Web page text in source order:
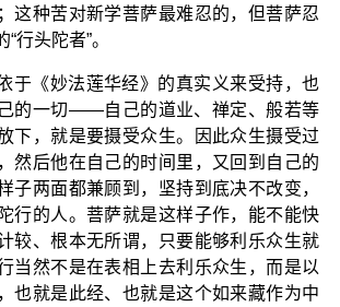
这种苦对新学菩萨最难忍的，但菩萨忍
行头陀者”。
于《妙法莲华经》的真实义来受持，也
的一切——自己的道业、禅定、般若等
下，就是要摄受众生。因此众生摄受过
然后他在自己的时间里，又回到自己的
子两面都兼顾到，坚持到底决不改变，
行的人。菩萨就是这样子作，能不能快
较、根本无所谓，只要能够利乐众生就
当然不是在表相上去利乐众生，而是以
也就是此经、也就是这个如来藏作为中